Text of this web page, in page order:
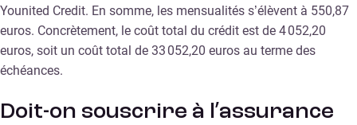
Younited Credit. En somme, les mensualités s’élèvent à 550,87
euros. Concrètement, le coût total du crédit est de 4 052,20
euros, soit un coût total de 33 052,20 euros au terme des
échéances.
Doit-on souscrire à l’assurance